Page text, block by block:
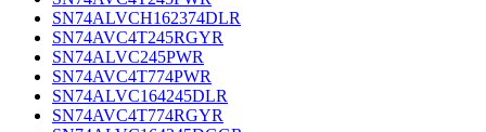
SN74ALVCH162374DLR
SN74AVC4T245RGYR
SN74ALVC245PWR
SN74AVC4T774PWR
SN74ALVC164245DLR
SN74AVC4T774RGYR